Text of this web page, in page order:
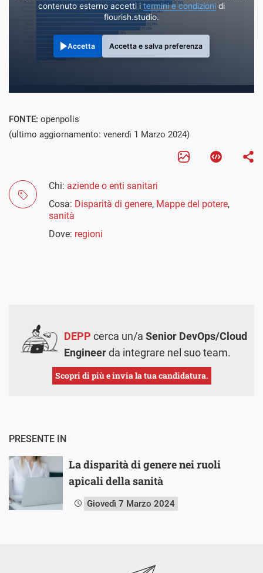
contenuto esterno accetti itermini e condizioni di
flourish.studio.
Accetta Accetta e salva preferenza
FONTE: openpolis
(ultimo aggiornamento: venerdì 1 Marzo 2024)
Chi: aziende o enti sanitari
Cosa: Disparità di genere, Mappe del potere,
sanità
Dove: regioni
DEPP cerca un/a Senior DevOps/Cloud
Engineerda integrare nel suo team.
Scopri di più e invia la tua candidatura.
PRESENTE IN
La disparità di genere nei ruoli
apicali della sanità
Giovedì 7 Marzo 2024